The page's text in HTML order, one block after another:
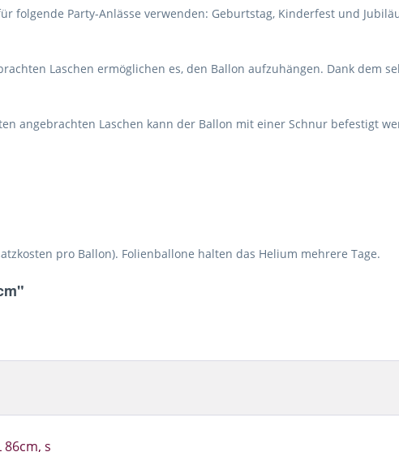
Party-Anlässe verwenden: Geburtstag, Kinderfest und
Laschen ermöglichen es, den Ballon aufzuhängen. Dank dem
angebrachten Laschen kann der Ballon mit einer Schnur befestigt
pro Ballon). Folienballone halten das Helium mehrere Tage.